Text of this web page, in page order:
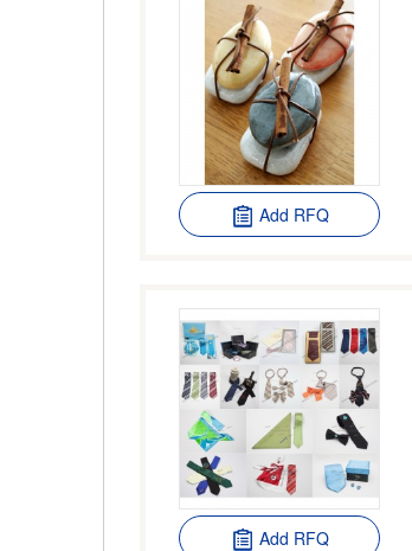
Add RFQ
Add RFQ